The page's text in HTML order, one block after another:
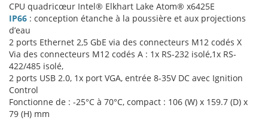
CPU quadricœur Intel® Elkhart Lake Atom® x6425E
IP66 : conception étanche à la poussière et aux projections
d’eau
2 ports Ethernet 2,5 GbE via des connecteurs M12 codés X
Via des connecteurs M12 codés A : 1x RS-232 isolé,1x RS-
422/485 isolé,
2 ports USB 2.0, 1x port VGA, entrée 8-35V DC avec Ignition
Control
Fonctionne de : -25°C à 70°C, compact : 106 (W) x 159.7 (D) x
79 (H) mm